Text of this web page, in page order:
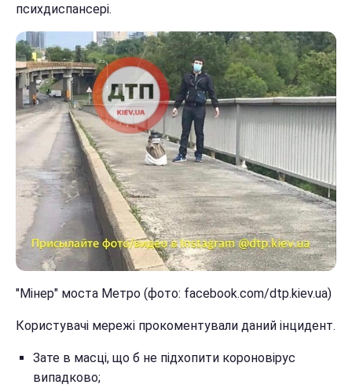
психдиспансері.
"Мінер" моста Метро (фото: facebook.com/dtp.kiev.ua)
Користувачі мережі прокоментували даний інцидент.
Зате в масці, що б не підхопити короновірус
випадково;